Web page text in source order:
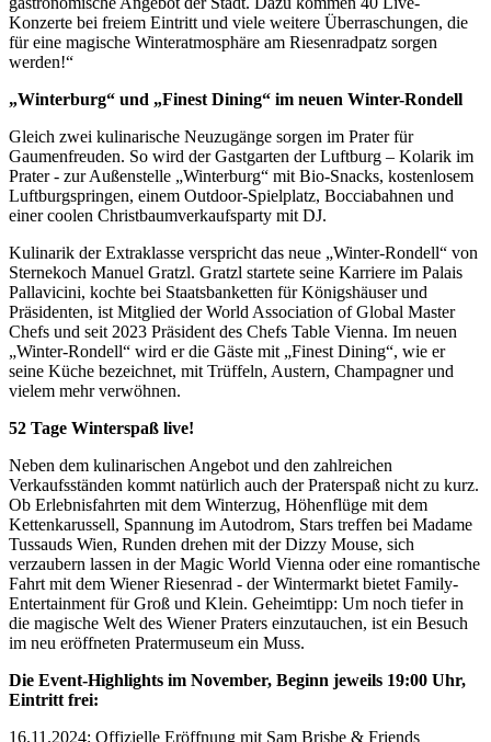
Konzerte bei freiem Eintritt und viele weitere Überraschungen, die
für eine magische Winteratmosphäre am Riesenradpatz sorgen
werden!“
„Winterburg“ und „Finest Dining“ im neuen Winter-Rondell
Gleich zwei kulinarische Neuzugänge sorgen im Prater für
Gaumenfreuden. So wird der Gastgarten der Luftburg – Kolarik im
Prater - zur Außenstelle „Winterburg“ mit Bio-Snacks, kostenlosem
Luftburgspringen, einem Outdoor-Spielplatz, Bocciabahnen und
einer coolen Christbaumverkaufsparty mit DJ.
Kulinarik der Extraklasse verspricht das neue „Winter-Rondell“ von
Sternekoch Manuel Gratzl. Gratzl startete seine Karriere im Palais
Pallavicini, kochte bei Staatsbanketten für Königshäuser und
Präsidenten, ist Mitglied der World Association of Global Master
Chefs und seit 2023 Präsident des Chefs Table Vienna. Im neuen
„Winter-Rondell“ wird er die Gäste mit „Finest Dining“, wie er
seine Küche bezeichnet, mit Trüffeln, Austern, Champagner und
vielem mehr verwöhnen.
52 Tage Winterspaß live!
Neben dem kulinarischen Angebot und den zahlreichen
Verkaufsständen kommt natürlich auch der Praterspaß nicht zu kurz.
Ob Erlebnisfahrten mit dem Winterzug, Höhenflüge mit dem
Kettenkarussell, Spannung im Autodrom, Stars treffen bei Madame
Tussauds Wien, Runden drehen mit der Dizzy Mouse, sich
verzaubern lassen in der Magic World Vienna oder eine romantische
Fahrt mit dem Wiener Riesenrad - der Wintermarkt bietet Family-
Entertainment für Groß und Klein. Geheimtipp: Um noch tiefer in
die magische Welt des Wiener Praters einzutauchen, ist ein Besuch
im neu eröffneten Pratermuseum ein Muss.
Die Event-Highlights im November, Beginn jeweils 19:00 Uhr,
Eintritt frei:
16.11.2024: Offizielle Eröffnung mit Sam Brisbe & Friends